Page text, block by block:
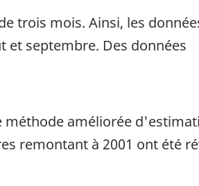
trois mois. Ainsi, les
et septembre. Des données
méthode améliorée
remontant à 2001 ont été